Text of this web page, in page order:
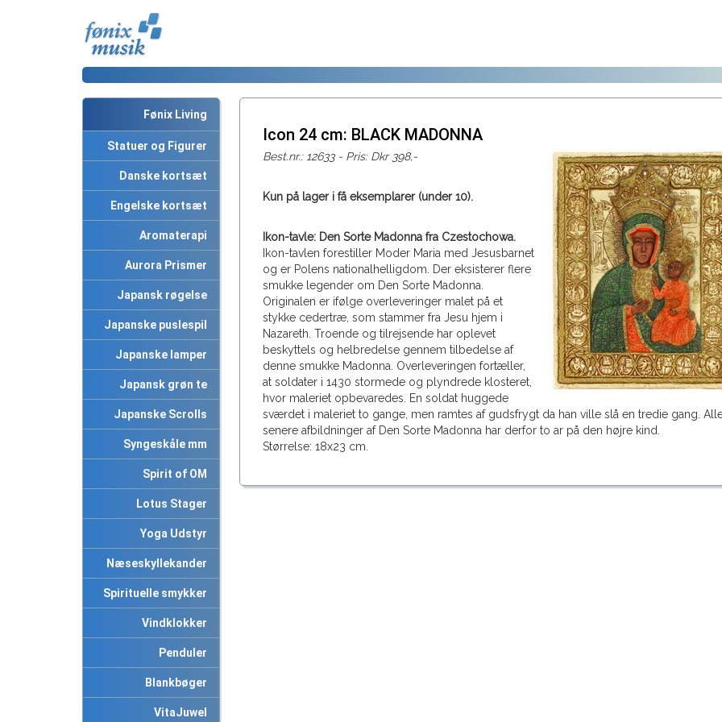
Fønix Living
Statuer og Figurer
Danske kortsæt
Engelske kortsæt
Aromaterapi
Aurora Prismer
Japansk røgelse
Japanske puslespil
Japanske lamper
Japansk grøn te
Japanske Scrolls
Syngeskåle mm
Spirit of OM
Lotus Stager
Yoga Udstyr
Næseskyllekander
Spirituelle smykker
Vindklokker
Penduler
Blankbøger
VitaJuwel
Icon 24 cm: BLACK MADONNA
Best.nr.: 12633 - Pris: Dkr 398,-
Kun på lager i få eksemplarer (under 10).
Ikon-tavle: Den Sorte Madonna fra Czestochowa.
Ikon-tavlen forestiller Moder Maria med Jesusbarnet
og er Polens nationalhelligdom. Der eksisterer flere
smukke legender om Den Sorte Madonna.
Originalen er ifølge overleveringer malet på et
stykke cedertræ, som stammer fra Jesu hjem i
Nazareth. Troende og tilrejsende har oplevet
beskyttels og helbredelse gennem tilbedelse af
denne smukke Madonna. Overleveringen fortæller,
at soldater i 1430 stormede og plyndrede klosteret,
hvor maleriet opbevaredes. En soldat huggede
sværdet i maleriet to gange, men ramtes af gudsfrygt da han ville slå en tredie gang.
senere afbildninger af Den Sorte Madonna har derfor to ar på den højre kind.
Størrelse: 18x23 cm.